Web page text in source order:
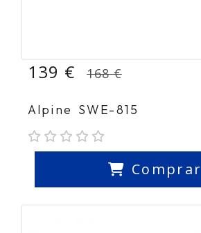
139 € 168 €
Alpine SWE-815
Comprar